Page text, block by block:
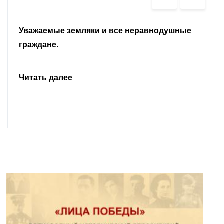
Уважаемые земляки и все неравнодушные
граждане.
Читать далее